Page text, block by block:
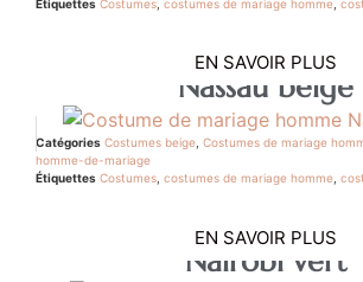
Étiquettes Costumes costumes de mariage homme
Nassau beige
EN SAVOIR PLUS
Catégories Costumes beige Costumes de mariage
homme-de-mariage
Étiquettes Costumes costumes de mariage homme
Nairobi vert
EN SAVOIR PLUS